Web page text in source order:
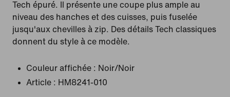
Tech épuré. Il présente une coupe plus ample au
niveau des hanches et des cuisses, puis fuselée
jusqu'aux chevilles à zip. Des détails Tech classiques
donnent du style à ce modèle.
Couleur affichée : Noir/Noir
Article : HM8241-010